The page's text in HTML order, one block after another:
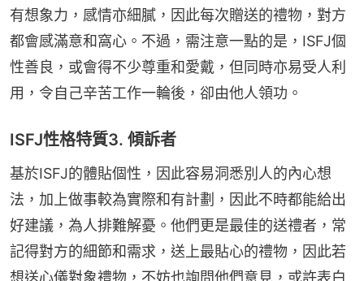
有想象力，感情亦細膩，因此每次贈送的禮物，對方
都會感滿意和窩心。不過，需注意一點的是，ISFJ個
性善良，或會得不少尊重和愛戴，但同時亦易受人利
用，令自己辛苦工作一輪後，卻由他人領功。
ISFJ性格特質3. 傾訴者
基於ISFJ的體貼個性，因此容易洞悉別人的內心想
法，加上做事較為實際和有計劃，因此不時都能給出
好建議，為人排難解憂。他們更是最佳的送禮者，常
記得對方的細節和需求，送上最貼心的禮物，因此若
想送心儀對象禮物，不妨也詢問他們意見，或許表白